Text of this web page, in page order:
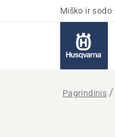
Miško ir sodo
Pagrindinis